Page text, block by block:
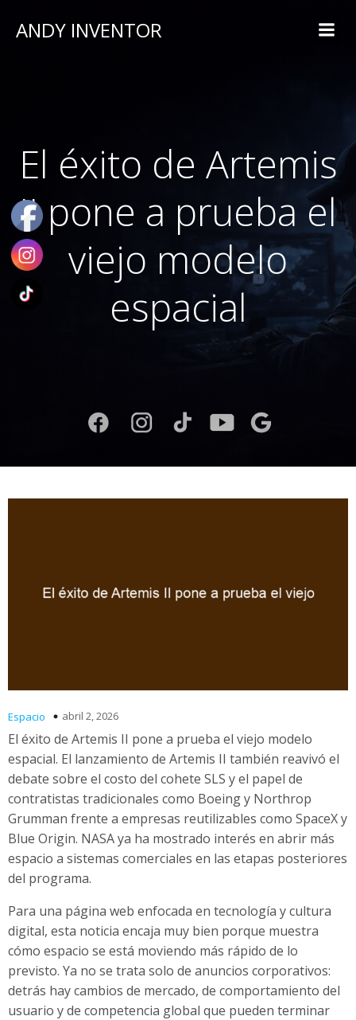
ANDY INVENTOR
El éxito de Artemis
II pone a prueba el
viejo modelo
espacial
Espacio abril 2, 2026
El éxito de Artemis II pone a prueba el viejo modelo
espacial. El lanzamiento de Artemis II también reavivó el
debate sobre el costo del cohete SLS y el papel de
contratistas tradicionales como Boeing y Northrop
Grumman frente a empresas reutilizables como SpaceX y
Blue Origin. NASA ya ha mostrado interés en abrir más
espacio a sistemas comerciales en las etapas posteriores
del programa.
Para una página web enfocada en tecnología y cultura
digital, esta noticia encaja muy bien porque muestra
cómo espacio se está moviendo más rápido de lo
previsto. Ya no se trata solo de anuncios corporativos:
detrás hay cambios de mercado, de comportamiento del
usuario y de competencia global que pueden terminar